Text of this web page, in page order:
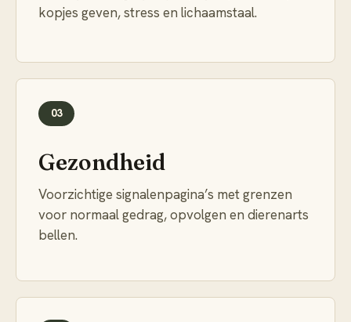
kopjes geven, stress en lichaamstaal.
03
Gezondheid
Voorzichtige signalenpagina’s met grenzen
voor normaal gedrag, opvolgen en dierenarts
bellen.